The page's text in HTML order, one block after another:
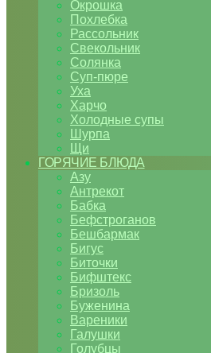
Окрошка
Похлебка
Рассольник
Свекольник
Солянка
Суп-пюре
Уха
Харчо
Холодные супы
Шурпа
Щи
ГОРЯЧИЕ БЛЮДА
Азу
Антрекот
Бабка
Бефстроганов
Бешбармак
Бигус
Биточки
Бифштекс
Бризоль
Буженина
Вареники
Галушки
Голубцы